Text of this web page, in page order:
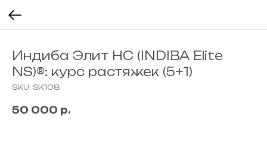
Индиба Элит НС (INDIBA Elite
NS)®: курс растяжек (5+1)
SKU: SK108
50 000 р.